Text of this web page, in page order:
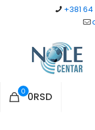
+381
0 0RSD